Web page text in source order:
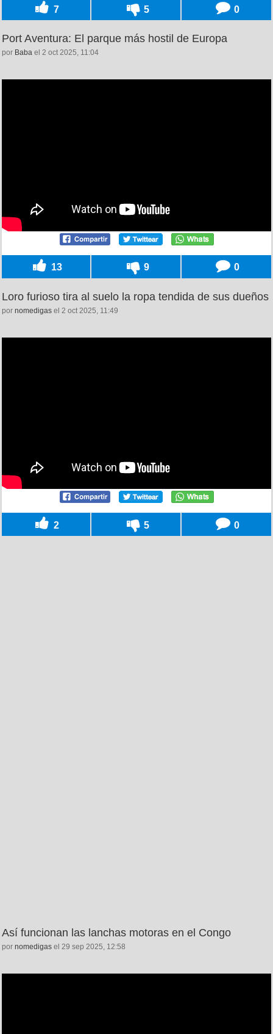
7 5 0
Port Aventura: El parque más hostil de Europa
por Baba el 2 oct 2025, 11:04
13 9 0
Loro furioso tira al suelo la ropa tendida de sus dueños
por nomedigas el 2 oct 2025, 11:49
2 5 0
Así funcionan las lanchas motoras en el Congo
por nomedigas el 29 sep 2025, 12:58